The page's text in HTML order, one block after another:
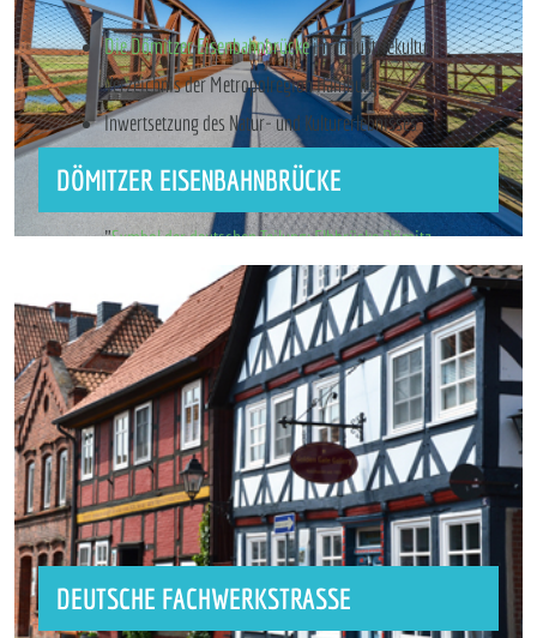
DÖMITZER EISENBAHNBRÜCKE
DieDömitzer Eisenbahnbrückeim Industriekultur-
Verzeichnis der Metropolregion Hamburg.
Inwertsetzung des Natur- und Kulturerlebnisses
Hintergrundinformation der
Samtgemeinde Elbtalaue
"Symbol der deutschen Teilung: Elbbrücke Dömitz
" - ein NDR-Fernsehbericht über die Dömitzer
Eisenbahnbrücke
DEUTSCHE FACHWERKSTRASSE